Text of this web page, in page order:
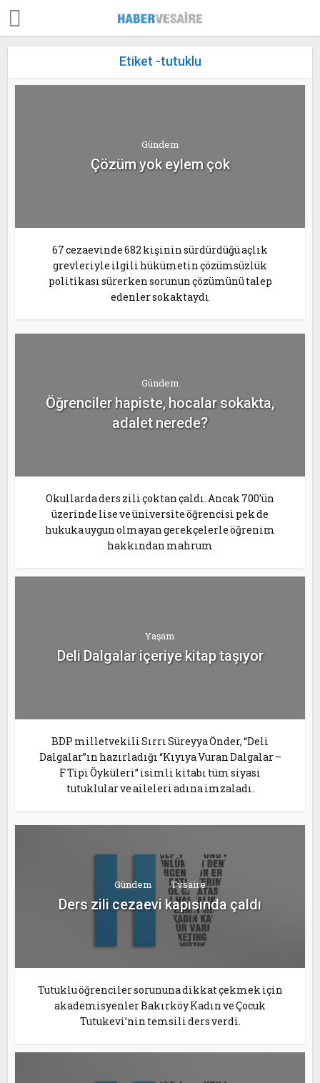
Etiket -tutuklu
Gündem
Çözüm yok eylem çok
67 cezaevinde 682 kişinin sürdürdüğü açlık
grevleriyle ilgili hükümetin çözümsüzlük
politikası sürerken sorunun çözümünü talep
edenler sokaktaydı
Gündem
Öğrenciler hapiste, hocalar sokakta,
adalet nerede?
Okullarda ders zili çoktan çaldı. Ancak 700'ün
üzerinde lise ve üniversite öğrencisi pek de
hukuka uygun olmayan gerekçelerle öğrenim
hakkından mahrum
Yaşam
Deli Dalgalar içeriye kitap taşıyor
BDP milletvekili Sırrı Süreyya Önder, “Deli
Dalgalar”ın hazırladığı “Kıyıya Vuran Dalgalar –
F Tipi Öyküleri” isimli kitabı tüm siyasi
tutuklular ve aileleri adına imzaladı.
Gündem Tvsaire
Ders zili cezaevi kapısında çaldı
Tutuklu öğrenciler sorununa dikkat çekmek için
akademisyenler Bakırköy Kadın ve Çocuk
Tutukevi’nin temsili ders verdi.